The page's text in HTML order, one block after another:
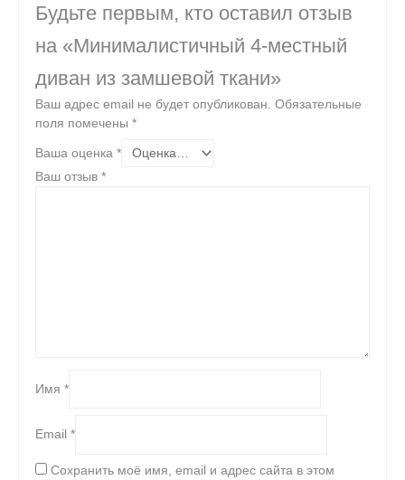
Будьте первым, кто оставил отзыв
на «Минималистичный 4-местный
диван из замшевой ткани»
Ваш адрес email не будет опубликован. Обязательные
поля помечены *
Ваша оценка *
Ваш отзыв *
Имя *
Email *
Сохранить моё имя, email и адрес сайта в этом